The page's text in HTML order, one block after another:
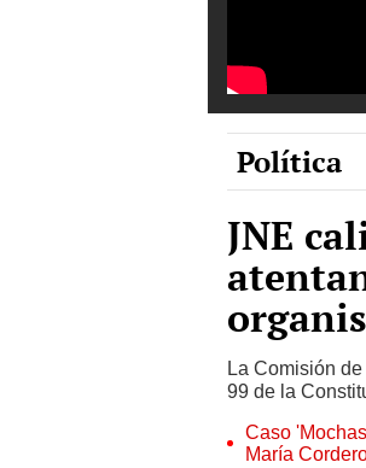
Política
JNE
La Comisión
99 de la
Caso
María